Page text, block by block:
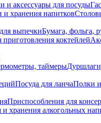
и аксессуары для посуды
и хранения напитков
выпечкиБумага, фольга,
приготовления коктейлей
таймеры
Посуда для ланчаПолки и
Приспособления для
хранения алкогольных